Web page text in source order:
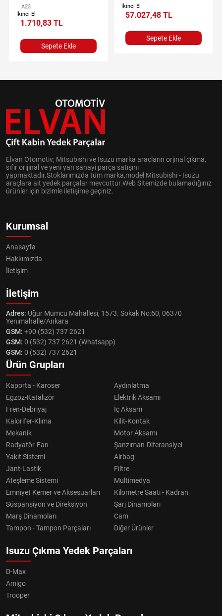
A23
İkinci El
1.710,83 TL
Sepete Ekle
İkinci El
57.027,48 TL
Sepete Ekle
Elvan Otomotiv; Mitsubishi ve Isuzu marka araçların orjinal çıkma,
sıfır orijinal ve yeni yan sanayi parça satışını
yapmaktadır.Stoklarımızda tüm marka,model Mitsubishi - Isuzu
araçlara ait yedek parçalar mevcuttur.Web Sitemizde bulamadığınız
ürünler için bizimle iletişime geçiniz.
Kurumsal
Anasayfa
Hakkımızda
İletişim
İletişim
Adres: Uğur Mumcu Mahallesi, 1573. Sokak No:60, 06370
Yenimahalle/Ankara
GSM: +90 (532) 737 2621
GSM: 0 (532) 737 2621 (Whatsapp)
GSM: 0 (532) 737 2621
Ürün Grupları
Kaporta - Karoser
Aydınlatma
Egzoz-Katalizör
Elektrik Aksamı
Fren-Debriyaj
İç Aksam
Kalorifer-Klima
Kilit-Kontak
Mekanik
Motor Aksamı
Radyatör-Fan
Şanzıman-Diferansiyel
Yakıt Sistemi
Airbag
Jant-Lastik
Filtre
Ateşleme Sistemi
Multimedya
Emniyet Kemer ve Aksesuarları
Kilometre Saati - Kadran
Süspansiyon ve Direksiyon
Şarj Dinamoları
Marş Dinamoları
Cam
Tampon - Tampon Parçaları
Diğer Ürünler
Isuzu Çıkma Yedek Parçaları
D-Max
Amigo
Trooper